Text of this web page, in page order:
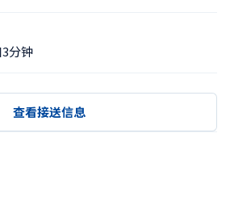
分钟
查看接送信息